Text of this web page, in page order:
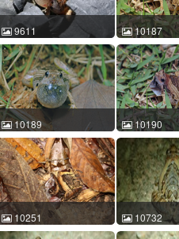
9611
花姬蛙 Microhyla pulchra
刘建中 2021-07-18
22:15:58 中国广西 ACM
id:9611
10187
花姬蛙
叶 润田
21:04:56 中
id:10187
10189
花姬蛙 Microhyla pulchra
叶 润田 2022-03-31
21:27:58 中国广东 ACM
id:10189
10190
花姬蛙
叶 润田
21:04:57 中
id:10190
10251
花姬蛙 Microhyla pulchra
10732
花姬蛙